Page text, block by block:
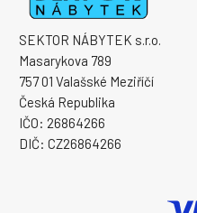
SEKTOR NÁBYTEK s.r.o.
Masarykova 789
757 01 Valašské Meziříčí
Česká Republika
IČO: 26864266
DIČ: CZ26864266